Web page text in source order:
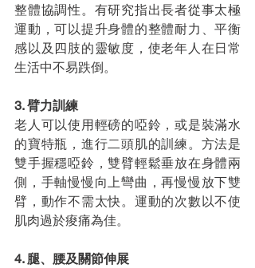
整體協調性。有研究指出長者從事太極
運動，可以提升身體的整體耐力、平衡
感以及四肢的靈敏度，使老年人在日常
生活中不易跌倒。
3. 臂力訓練
老人可以使用輕磅的啞鈴，或是裝滿水
的寶特瓶，進行二頭肌的訓練。方法是
雙手握穩啞鈴，雙臂輕鬆垂放在身體兩
側，手軸慢慢向上彎曲，再慢慢放下雙
臂，動作不需太快。運動的次數以不使
肌肉過於痠痛為佳。
4. 腿、腰及關節伸展